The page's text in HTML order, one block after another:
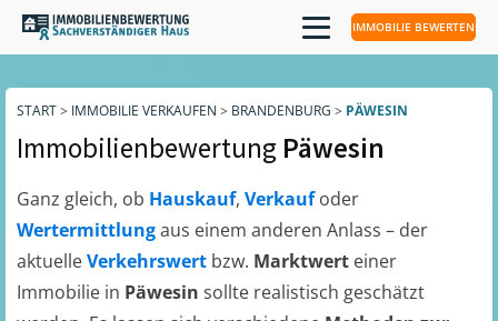
IMMOBILIE BEWERTEN
START> IMMOBILIE VERKAUFEN > BRANDENBURG > PÄWESIN
Immobilienbewertung Päwesin
Ganz gleich, ob Hauskauf, Verkaufoder
Wertermittlungaus einem anderen Anlass – der
aktuelleVerkehrswert bzw. Marktwert einer
Immobilie in Päwesin sollte realistisch geschätzt